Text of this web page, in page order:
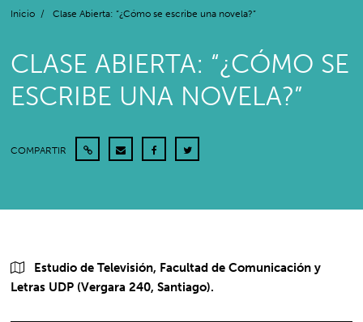
Inicio / Clase Abierta: “¿Cómo se escribe una novela?”
CLASE ABIERTA: “¿CÓMO SE
ESCRIBE UNA NOVELA?”
COMPARTIR
Estudio de Televisión, Facultad de Comunicación y
Letras UDP (Vergara 240, Santiago).